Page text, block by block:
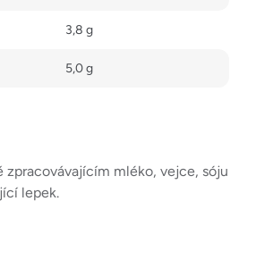
3,8 g
5,0 g
zpracovávajícím mléko, vejce, sóju
lepek.